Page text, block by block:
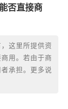
否直接商
这里所提供资
用。若由于商
承担。更多说